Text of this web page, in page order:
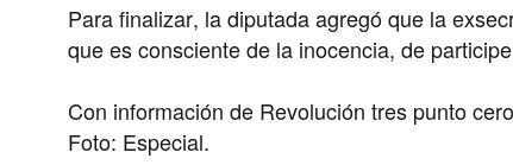
Para finalizar, la diputada agregó que la
que es consciente de la inocencia, de
Con información de Revolución tres punto
Foto: Especial.